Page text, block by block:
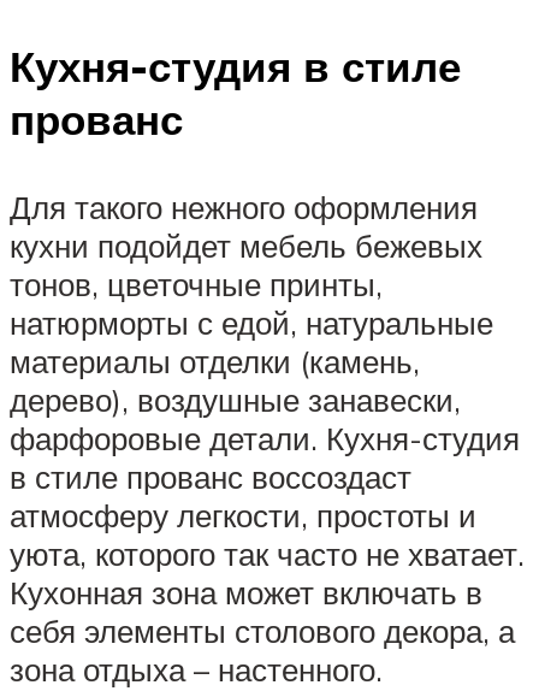
Кухня-студия в стиле
прованс
Для такого нежного оформления
кухни подойдет мебель бежевых
тонов, цветочные принты,
натюрморты с едой, натуральные
материалы отделки (камень,
дерево), воздушные занавески,
фарфоровые детали. Кухня-студия
в стиле прованс воссоздаст
атмосферу легкости, простоты и
уюта, которого так часто не хватает.
Кухонная зона может включать в
себя элементы столового декора, а
зона отдыха – настенного.